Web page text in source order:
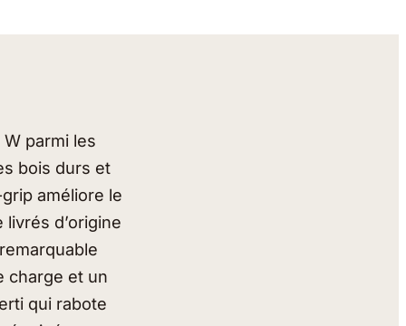
parmi les
bois durs et
améliore le
d’origine
charge et un
qui rabote